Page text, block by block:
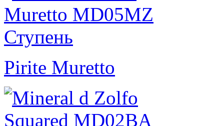
Pirite Muretto